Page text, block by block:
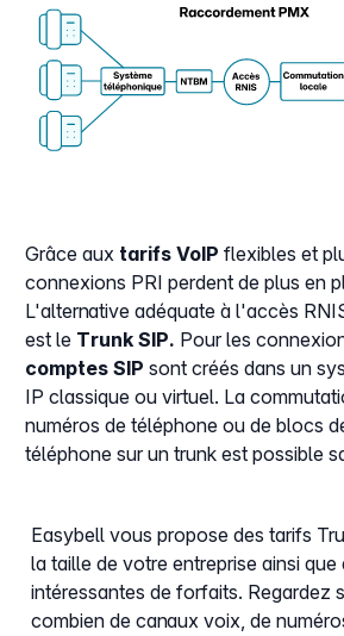
Grâce aux tarifs VoIP flexibles et
connexions PRI perdent de plus en
L'alternative adéquate à l'accès
est le Trunk SIP. Pour les
comptes SIP sont créés dans un
IP classique ou virtuel. La
numéros de téléphone ou de blocs
téléphone sur un trunk est possible
Easybell vous propose des tarifs
la taille de votre entreprise ainsi que
intéressantes de forfaits. Regardez
combien de canaux voix, de